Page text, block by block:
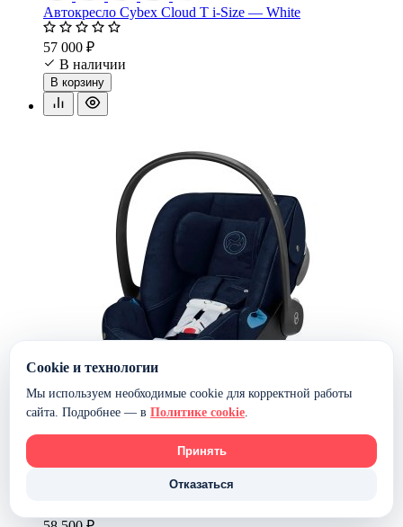
Автокресло Cybex Cloud T i-Size — White
57 000 ₽
В наличии
В корзину
Cookie и технологии
Мы используем необходимые cookie для корректной работы
сайта. Подробнее — в Политике cookie.
Принять
Отказаться